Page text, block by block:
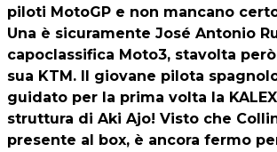
piloti MotoGP e non mancano
Una è sicuramente José Antonio
capoclassifica Moto3, stavolta
sua KTM. Il giovane pilota
guidato per la prima volta la
struttura di Aki Ajo! Visto che
presente al box, è ancora fermo